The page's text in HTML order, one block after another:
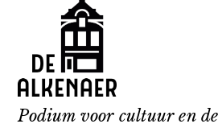
content
Podium voor cultuur en